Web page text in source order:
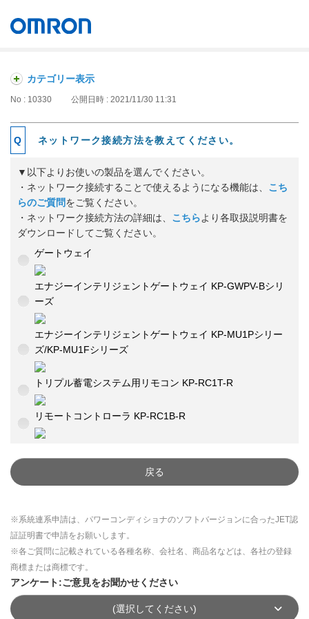
カテゴリー表示
No : 10330 公開日時 : 2021/11/30 11:31
ネットワーク接続方法を教えてください。
▼以下よりお使いの製品を選んでください。
・ネットワーク接続することで使えるようになる機能は、 こち
らのご質問をご覧ください。
・ネットワーク接続方法の詳細は、 こちらより各取扱説明書を
ダウンロードしてご覧ください。
ゲートウェイ
エナジーインテリジェントゲートウェイ KP-GWPV-Bシリ
ーズ
エナジーインテリジェントゲートウェイ KP-MU1Pシリー
ズ/KP-MU1Fシリーズ
トリプル蓄電システム用リモコン KP-RC1T-R
リモートコントローラ KP-RC1B-R
戻る
※系統連系申請は、パワーコンディショナのソフトバージョンに合ったJET認
証証明書で申請をお願いします。
※各ご質問に記載されている各種名称、会社名、商品名などは、各社の登録
商標または商標です。
アンケート:ご意見をお聞かせください
(選択してください)